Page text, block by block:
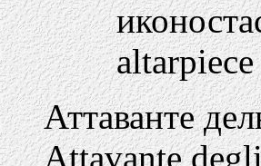
altarpiece
Аттаванте
Attavante